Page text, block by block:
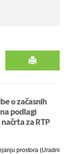
o začasnih
podlagi
za RTP
prostora (Uradni